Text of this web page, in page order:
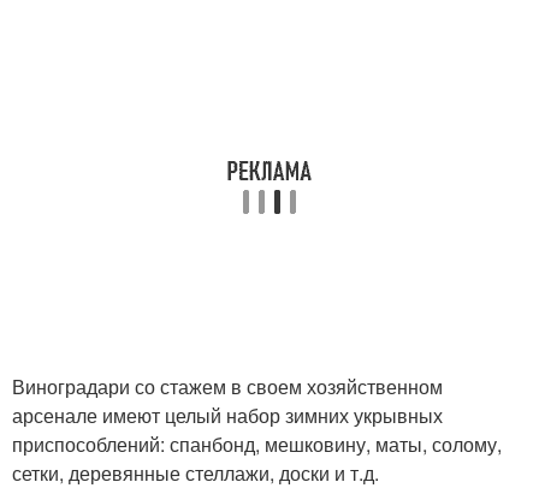
Виноградари со стажем в своем хозяйственном
арсенале имеют целый набор зимних укрывных
приспособлений: спанбонд, мешковину, маты, солому,
сетки, деревянные стеллажи, доски и т.д.